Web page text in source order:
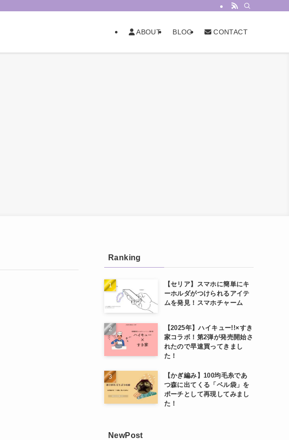
ABOUT BLOG CONTACT
Ranking
【セリア】スマホに簡単にキ
ーホルダがつけられるアイテ
ムを発見！スマホチャーム
【2025年】ハイキュー!!×すき
家コラボ！第2弾が発売開始さ
れたので早速買ってきまし
た！
【かぎ編み】100均毛糸であ
つ森に出てくる「ベル袋」を
ポーチとして再現してみまし
た！
NewPost